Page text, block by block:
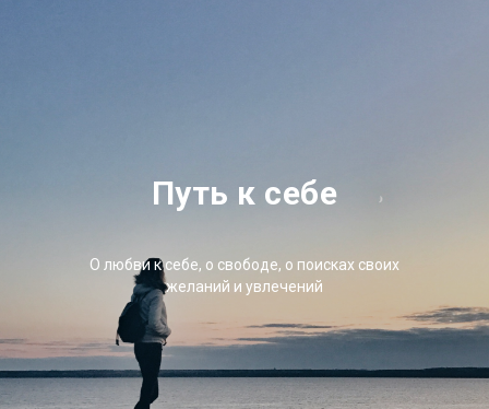
Путь к себе
О любви к себе, о свободе, о поисках своих
желаний и увлечений